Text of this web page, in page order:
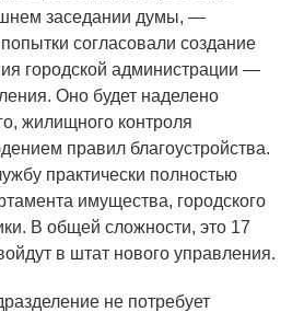
заседании думы, —
согласовали создание
городской администрации —
Оно будет наделено
жилищного контроля
правил благоустройства.
практически полностью
имущества, городского
В общей сложности, это 17
в штат нового управления.
не потребует